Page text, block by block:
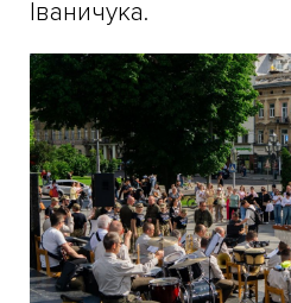
Іваничука.